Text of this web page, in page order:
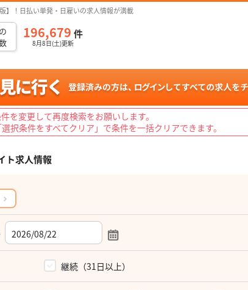
】！日払い単発・日雇いの求人情報が満載
196,679 件
8月8日(土)更新
を変更して再度検索をお願いします。
択条件をすべてクリア」で条件を一括クリアできます。
ト求人情報
継続（31日以上）